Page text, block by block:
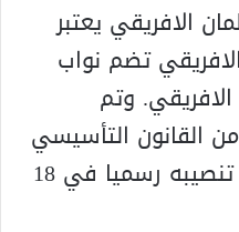
الافريقي يعتبر
تضم نواب
وتم
تأسيسه بموجب المادة 5 من القانون التأسيسي
للاتحاد الأفريقي، حيث تم تنصيبه رسميا في 18